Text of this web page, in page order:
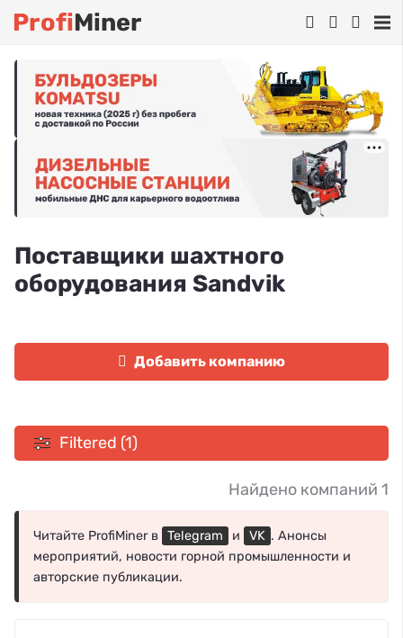
ProfiMiner
Поставщики шахтного
оборудования Sandvik
Добавить компанию
Filtered (1)
Найдено компаний 1
Читайте ProfiMiner в Telegram и VK . Анонсы
мероприятий, новости горной промышленности и
авторские публикации.